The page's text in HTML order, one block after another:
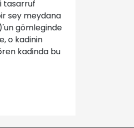
tasarruf
sey meydana
gömleginde
o kadinin
kadinda bu